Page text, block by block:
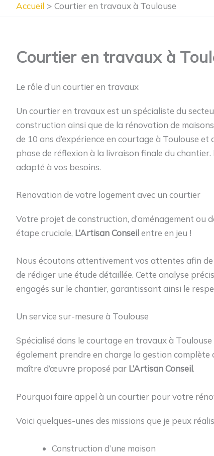
Accueil Courtier en travaux à Toulouse
Courtier en travaux à
Le rôle d’un courtier en travaux
Un courtier en travaux est un spécialiste du
construction ainsi que de la rénovation de
de 10 ans d’expérience en courtage à Toulouse
phase de réflexion à la livraison finale du
adapté à vos besoins.
Renovation de votre logement avec un courtier
Votre projet de construction, d’aménagement ou
étape cruciale, L’Artisan Conseilentre en jeu !
Nous écoutons attentivement vos attentes afin
de rédiger une étude détaillée. Cette analyse
engagés sur le chantier, garantissant ainsi le
Un service sur-mesure à Toulouse
Spécialisé dans le courtage en travaux à
également prendre en charge la gestion
maître d’œuvre proposé par L’Artisan Conseil.
Pourquoi faire appel à un courtier pour votre
Voici quelques-unes des missions que je peux
Construction d’une maison